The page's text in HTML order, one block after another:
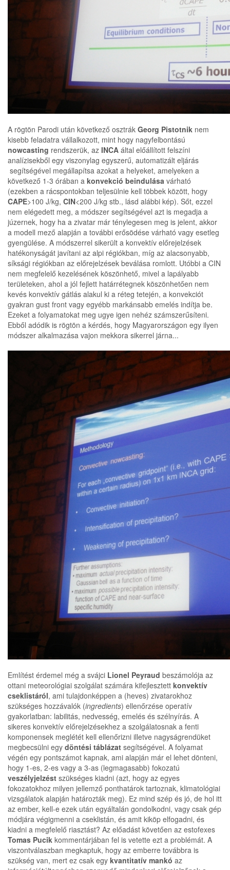
A rögtön Parodi után következő osztrák Georg Pistotnik nem
kisebb feladatra vállalkozott, mint hogy nagyfelbontású
nowcasting rendszerük, az INCA által előállított felszíni
analízisekből egy viszonylag egyszerű, automatizált eljárás
segítségével megállapítsa azokat a helyeket, amelyeken a
következő 1-3 órában a konvekció beindulása várható
(ezekben a rácspontokban teljesülnie kell többek között, hogy
CAPE>100 J/kg, CIN<200 J/kg stb., lásd alábbi kép). Sőt, ezzel
nem elégedett meg, a módszer segítségével azt is megadja a
júzernek, hogy ha a zivatar már ténylegesen meg is jelent, akkor
a modell mező alapján a további erősödése várható vagy esetleg
gyengülése. A módszerrel sikerült a konvektív előrejelzések
hatékonyságát javítani az alpi régiókban, míg az alacsonyabb,
síksági régiókban az előrejelzések beválása romlott. Utóbbi a CIN
nem megfelelő kezelésének köszönhető, mivel a lapályabb
területeken, ahol a jól fejlett határrétegnek köszönhetően nem
kevés konvektív gátlás alakul ki a réteg tetején, a konvekciót
gyakran gust front vagy egyébb markánsabb emelés indítja be.
Ezeket a folyamatokat meg ugye igen nehéz számszerűsíteni.
Ebből adódik is rögtön a kérdés, hogy Magyarországon egy ilyen
módszer alkalmazása vajon mekkora sikerrel járna...
Említést érdemel még a svájci Lionel Peyraud beszámolója az
ottani meteorológiai szolgálat számára kifejlesztett konvektív
cseklistáról, ami tulajdonképpen a (heves) zivatarokhoz
szükséges hozzávalók (ingredients) ellenőrzése operatív
gyakorlatban: labilitás, nedvesség, emelés és szélnyírás. A
sikeres konvektív előrejelzésekhez a szolgálatosnak a fenti
komponensek meglétét kell ellenőrizni illetve nagyságrendüket
megbecsülni egy döntési táblázat segítségével. A folyamat
végén egy pontszámot kapnak, ami alapján már el lehet dönteni,
hogy 1-es, 2-es vagy a 3-as (legmagasabb) fokozatú
veszélyjelzést szükséges kiadni (azt, hogy az egyes
fokozatokhoz milyen jellemző ponthatárok tartoznak, klimatológiai
vizsgálatok alapján határozták meg). Ez mind szép és jó, de hol itt
az ember, kell-e ezek után egyáltalán gondolkodni, vagy csak gép
módjára végigmenni a cseklistán, és amit kiköp elfogadni, és
kiadni a megfelelő riasztást? Az előadást követően az estofexes
Tomas Pucik kommentárjában fel is vetette ezt a problémát. A
viszontválaszban megkaptuk, hogy az emberre továbbra is
szükség van, mert ez csak egy kvantitatív mankó az